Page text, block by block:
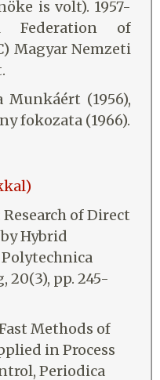
is volt). 1957-
Federation of
Magyar Nemzeti
Munkáért (1956),
fokozata (1966).
of Direct
Hybrid
20(3), pp. 245-
Methods of
in Process
Periodica